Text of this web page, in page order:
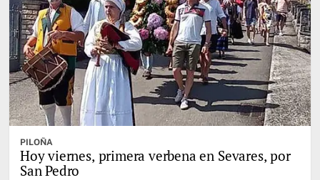
PILOÑA
Hoy viernes, primera verbena en Sevares, por
San Pedro